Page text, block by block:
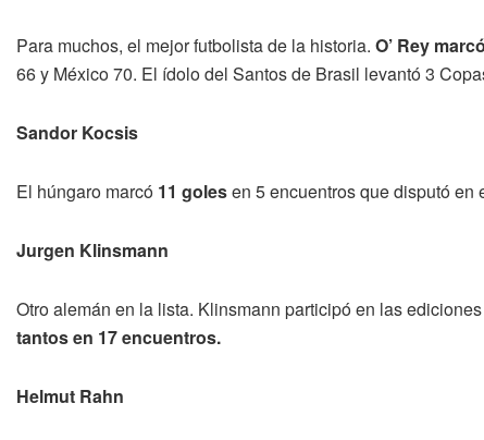
Para muchos, el mejor futbolista de la historia. O’ Rey
66 y México 70. El ídolo del Santos de Brasil levantó 3
Sandor Kocsis
El húngaro marcó 11 golesen 5 encuentros que disputó en
Jurgen Klinsmann
Otro alemán en la lista. Klinsmann participó en las
tantos en 17 encuentros.
Helmut Rahn